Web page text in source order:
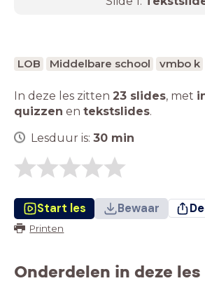
LOB Middelbare school vmbo k
In deze les zitten 23 slides, met
quizzen en tekstslides.
Lesduur is: 30 min
Start les Bewaar
Printen
Onderdelen in deze les